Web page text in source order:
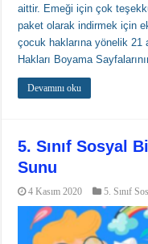
aittir. Emeği için çok
paket olarak indirmek için
çocuk haklarına yönelik
Hakları Boyama
Devamını oku
5. Sınıf Sosyal
Sunu
4 Kasım 2020 5. Sınıf